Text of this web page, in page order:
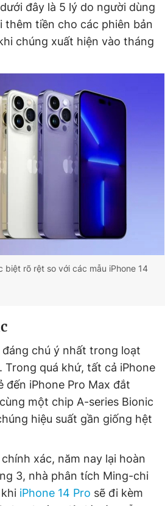
Bạn cần biết
Liên hệ quảng cáo
điện thoại
Toàn
trực: Hải Thành
Dũng
Hưng
Trung
GP - BTTTT cấp ngày 24.3.2020
về Báo Thanh Niên. Cấm sao
không có sự chấp thuận bằng văn
đây là 5 lý do người dùng
thêm tiền cho các phiên bản
chúng xuất hiện vào tháng
biệt rõ rệt so với các mẫu iPhone 14
chú ý nhất trong loạt
Trong quá khứ, tất cả iPhone
đến iPhone Pro Max đắt
một chip A-series Bionic
hiệu suất gần giống hệt
xác, năm nay lại hoàn
3, nhà phân tích Ming-chi
iPhone 14 Pro sẽ đi kèm